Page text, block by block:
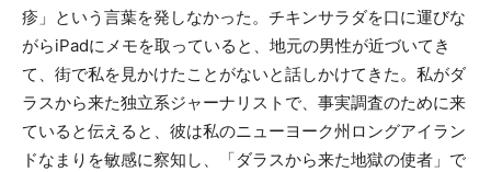
疹」という言葉を発しなかった。チキンサラダを口に運びな
がらiPadにメモを取っていると、地元の男性が近づいてき
て、街で私を見かけたことがないと話しかけてきた。私がダ
ラスから来た独立系ジャーナリストで、事実調査のために来
ていると伝えると、彼は私のニューヨーク州ロングアイラン
ドなまりを敏感に察知し、「ダラスから来た地獄の使者」で